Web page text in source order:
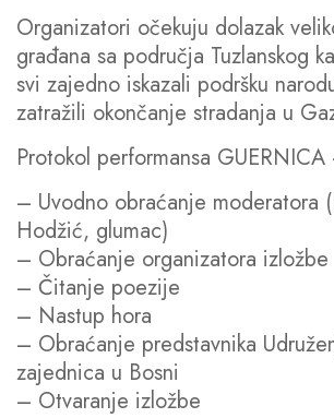
Organizatori očekuju dolazak
građana sa područja Tuzlanskog
svi zajedno iskazali podršku
zatražili okončanje stradanja u
Protokol performansa
– Uvodno obraćanje moderatora
Hodžić, glumac)
– Obraćanje organizatora izložbe
– Čitanje poezije
– Nastup hora
– Obraćanje predstavnika
zajednica u Bosni
– Otvaranje izložbe